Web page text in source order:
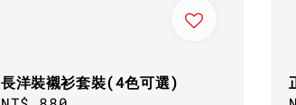
長洋裝襯衫套裝(4色可選)